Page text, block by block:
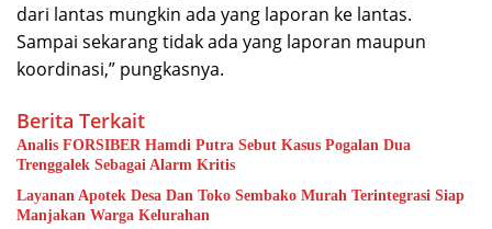
dari lantas mungkin ada yang laporan ke lantas.
Sampai sekarang tidak ada yang laporan maupun
koordinasi,” pungkasnya.
Berita Terkait
Analis FORSIBER Hamdi Putra Sebut Kasus Pogalan Dua
Trenggalek Sebagai Alarm Kritis
Layanan Apotek Desa Dan Toko Sembako Murah Terintegrasi Siap
Manjakan Warga Kelurahan